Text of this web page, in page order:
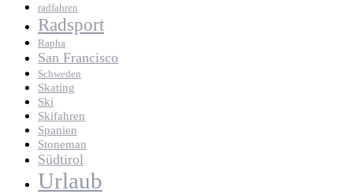
radfahren
Radsport
Rapha
San Francisco
Schweden
Skating
Ski
Skifahren
Spanien
Stoneman
Südtirol
Urlaub